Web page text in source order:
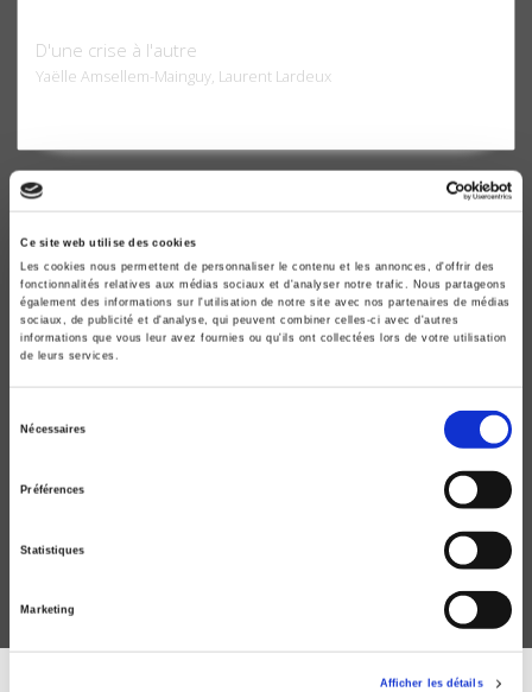
Ce site web utilise des cookies
Les cookies nous permettent de personnaliser le contenu et les annonces, d'offrir des
fonctionnalités relatives aux médias sociaux et d'analyser notre trafic. Nous partageons
également des informations sur l'utilisation de notre site avec nos partenaires de médias
sociaux, de publicité et d'analyse, qui peuvent combiner celles-ci avec d'autres
informations que vous leur avez fournies ou qu'ils ont collectées lors de votre utilisation
de leurs services.
Nécessaires
Préférences
Statistiques
Marketing
Afficher les détails
D'une crise à l'autre
Yaëlle Amsellem-Mainguy, Laurent Lardeux
L'engagement des jeunes dans des causes radicales